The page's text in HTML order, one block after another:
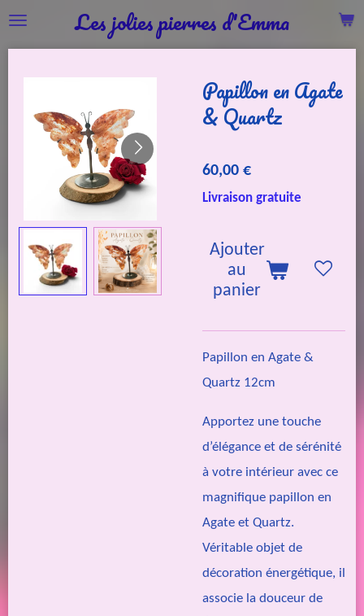
Passer
au
Les jolies pierres d'Emma
Papillon en Agate
& Quartz
60,00 €
Livraison gratuite
Ajouter
au
panier
Papillon en Agate &
Quartz 12cm
Apportez une touche
d’élégance et de sérénité
à votre intérieur avec ce
magnifique papillon en
Agate et Quartz.
Véritable objet de
décoration énergétique, il
associe la douceur de